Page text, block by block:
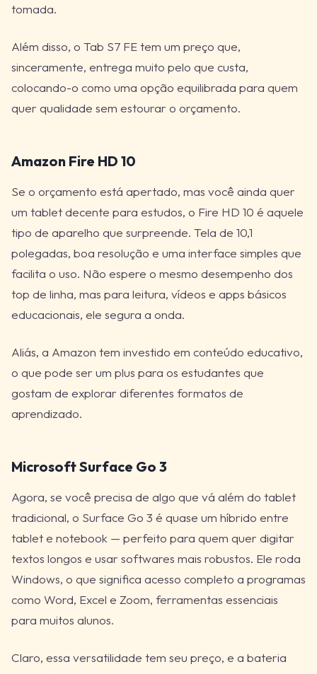
tomada.
Além disso, o Tab S7 FE tem um preço que,
sinceramente, entrega muito pelo que custa,
colocando-o como uma opção equilibrada para quem
quer qualidade sem estourar o orçamento.
Amazon Fire HD 10
Se o orçamento está apertado, mas você ainda quer
um tablet decente para estudos, o Fire HD 10 é aquele
tipo de aparelho que surpreende. Tela de 10,1
polegadas, boa resolução e uma interface simples que
facilita o uso. Não espere o mesmo desempenho dos
top de linha, mas para leitura, vídeos e apps básicos
educacionais, ele segura a onda.
Aliás, a Amazon tem investido em conteúdo educativo,
o que pode ser um plus para os estudantes que
gostam de explorar diferentes formatos de
aprendizado.
Microsoft Surface Go 3
Agora, se você precisa de algo que vá além do tablet
tradicional, o Surface Go 3 é quase um híbrido entre
tablet e notebook — perfeito para quem quer digitar
textos longos e usar softwares mais robustos. Ele roda
Windows, o que significa acesso completo a programas
como Word, Excel e Zoom, ferramentas essenciais
para muitos alunos.
Claro, essa versatilidade tem seu preço, e a bateria